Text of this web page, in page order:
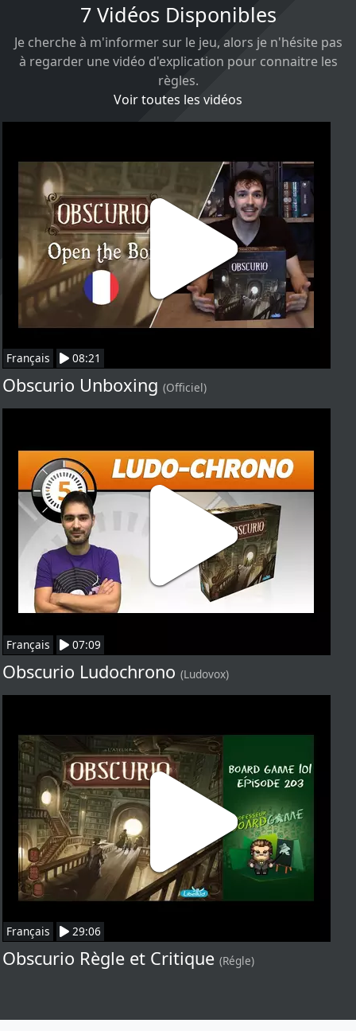
7 Vidéos Disponibles
Je cherche à m'informer sur le jeu, alors je n'hésite pas
à regarder une vidéo d'explication pour connaitre les
règles.
Voir toutes les vidéos
Français 08:21
Obscurio Unboxing (Officiel)
Français 07:09
Obscurio Ludochrono (Ludovox)
Français 29:06
Obscurio Règle et Critique (Régle)